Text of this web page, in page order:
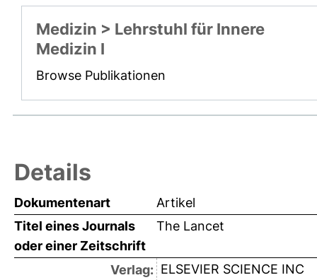
Medizin > Lehrstuhl für Innere
Medizin I
Browse Publikationen
Details
Dokumentenart
Artikel
Titel eines Journals
oder einer Zeitschrift
The Lancet
Verlag: ELSEVIER SCIENCE INC